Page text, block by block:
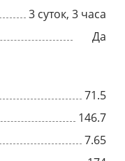
3 суток, 3 часа
Да
71.5
146.7
7.65